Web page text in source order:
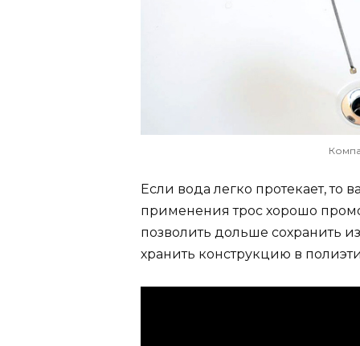
Если вода легко протекает,
применения трос хорошо
позволить дольше сохранить
хранить конструкцию в